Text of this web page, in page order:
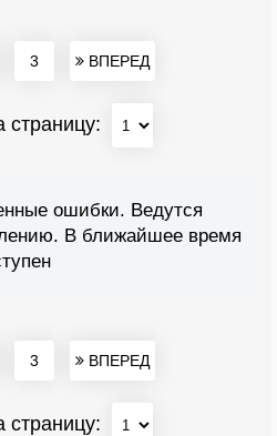
3 ВПЕРЕД
страницу:
ошибки. Ведутся
В ближайшее время
3 ВПЕРЕД
страницу: